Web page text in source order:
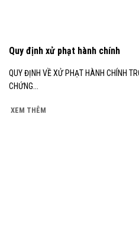
Quy định xử phạt hành chính
QUY ĐỊNH VỀ XỬ PHẠT HÀNH CHÍNH
CHỨNG...
XEM THÊM